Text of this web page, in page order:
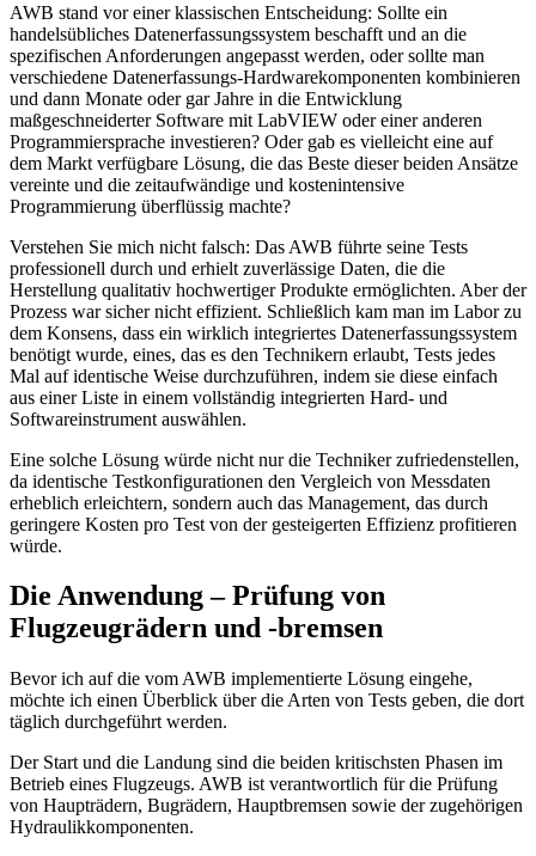
AWB stand vor einer klassischen Entscheidung: Sollte ein
handelsübliches Datenerfassungssystem beschafft und an die
spezifischen Anforderungen angepasst werden, oder sollte man
verschiedene Datenerfassungs-Hardwarekomponenten kombinieren
und dann Monate oder gar Jahre in die Entwicklung
maßgeschneiderter Software mit LabVIEW oder einer anderen
Programmiersprache investieren? Oder gab es vielleicht eine auf
dem Markt verfügbare Lösung, die das Beste dieser beiden Ansätze
vereinte und die zeitaufwändige und kostenintensive
Programmierung überflüssig machte?
Verstehen Sie mich nicht falsch: Das AWB führte seine Tests
professionell durch und erhielt zuverlässige Daten, die die
Herstellung qualitativ hochwertiger Produkte ermöglichten. Aber der
Prozess war sicher nicht effizient. Schließlich kam man im Labor zu
dem Konsens, dass ein wirklich integriertes Datenerfassungssystem
benötigt wurde, eines, das es den Technikern erlaubt, Tests jedes
Mal auf identische Weise durchzuführen, indem sie diese einfach
aus einer Liste in einem vollständig integrierten Hard- und
Softwareinstrument auswählen.
Eine solche Lösung würde nicht nur die Techniker zufriedenstellen,
da identische Testkonfigurationen den Vergleich von Messdaten
erheblich erleichtern, sondern auch das Management, das durch
geringere Kosten pro Test von der gesteigerten Effizienz profitieren
würde.
Die Anwendung – Prüfung von
Flugzeugrädern und -bremsen
Bevor ich auf die vom AWB implementierte Lösung eingehe,
möchte ich einen Überblick über die Arten von Tests geben, die dort
täglich durchgeführt werden.
Der Start und die Landung sind die beiden kritischsten Phasen im
Betrieb eines Flugzeugs. AWB ist verantwortlich für die Prüfung
von Haupträdern, Bugrädern, Hauptbremsen sowie der zugehörigen
Hydraulikkomponenten.